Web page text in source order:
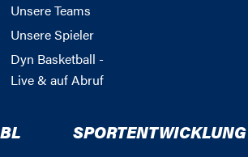
Unsere Teams
Unsere Spieler
Dyn Basketball -
Live & auf Abruf
SPORTENTWICKLUNG